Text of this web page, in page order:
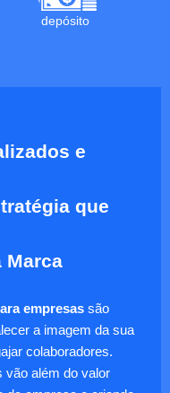
depósito
e
que
Marca
empresas são
a imagem da sua
colaboradores.
vão além do valor